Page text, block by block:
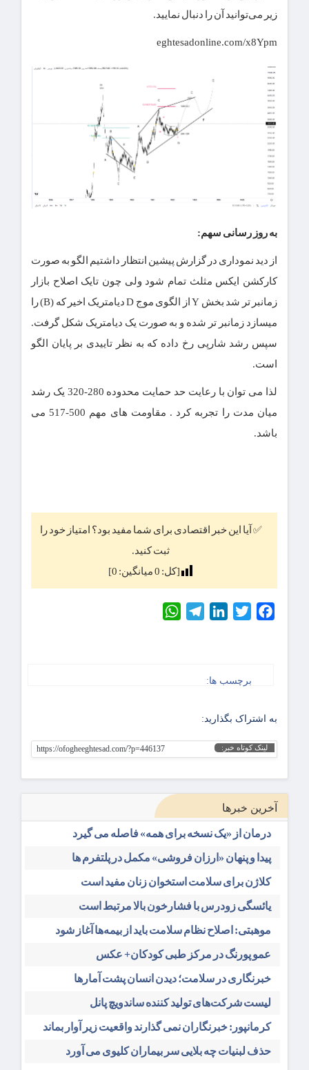
زیر می‌توانید آن را دنبال نمایید.
eghtesadonline.com/x8Ypm
به روز رسانی سهم:
از دید نموداری در گزارش پیشین انتظار داشتیم الگو به صورت
کارکشن ایکس مثلث تمام شود ولی چون تایک اصلاح بازار
زمانبر تر شد بخش Y از الگوی موج D دیامتریک اخیر که (B) را
میسازد زمانبر تر شده و به صورت یک دیامتریک شکل گرفت.
سپس رشد شارپی رخ داده که به نظر تاییدی بر پایان الگو
است.
لذا می توان با رعایت حد حمایت محدوده 280-320 یک رشد
میان مدت را تجربه کرد . مقاومت های مهم 500-517 می
باشد.
✅ آیا این خبر اقتصادی برای شما مفید بود؟ امتیاز خود را
ثبت کنید.
[کل: 0میانگین: 0
]
Facebook
Twitter
LinkedIn
Telegram
برچسب ها:
به اشتراک بگذارید:
لینک کوتاه خبر: https://ofogheeghtesad.com/?p=446137
آخرین خبرها
درمان از «یک نسخه برای همه» فاصله می گیرد
پیدا و پنهان «ارزان فروشی» مکمل در پلتفرم ها
کلاژن برای سلامت استخوان زنان مفید است
یائسگی زودرس با فشارخون بالا مرتبط است
موهبتی: اصلاح نظام سلامت باید از بیمه‌ها آغاز شود
عمو پورنگ در مرکز طبی کودکان+ عکس
خبرنگاری در سلامت؛ دیدن انسان پشت آمارها
لیست شرکت‌های تولید کننده ساندویچ پانل
کرمانپور: خبرنگاران نمی گذارند واقعیت زیر آوار بماند
حذف لبنیات چه بلایی سر بیماران کلیوی می آورد